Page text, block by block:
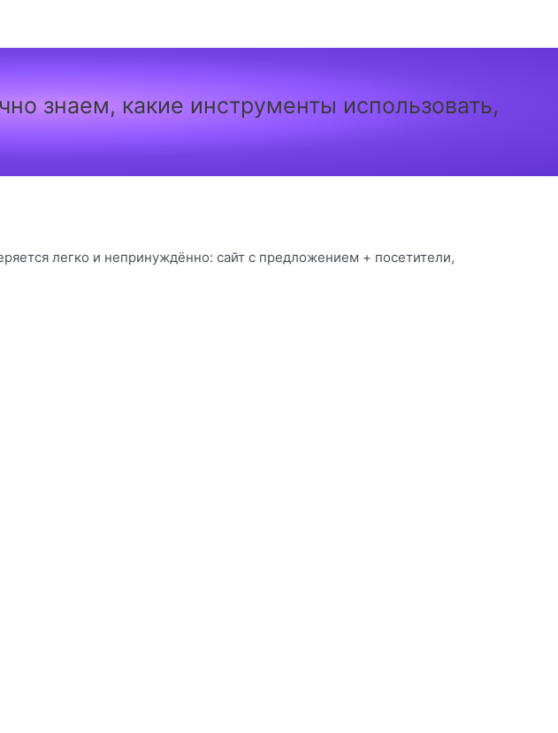
знаем, какие инструменты использовать,
легко и непринуждённо: сайт с предложением + посетители,